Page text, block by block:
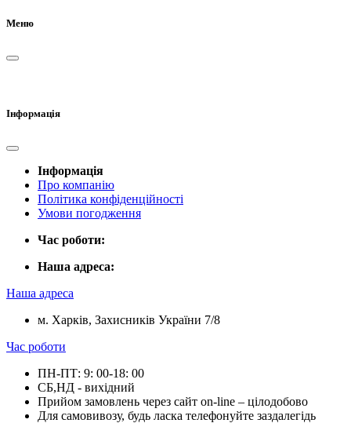
Меню
Інформація
Інформація
Про компанію
Політика конфіденційності
Умови погодження
Час роботи:
Наша адреса:
Наша адреса
м. Харків, Захисників України 7/8
Час роботи
ПН-ПТ: 9: 00-18: 00
СБ,НД - вихідний
Прийом замовлень через сайт on-line – цілодобово
Для самовивозу, будь ласка телефонуйте заздалегідь